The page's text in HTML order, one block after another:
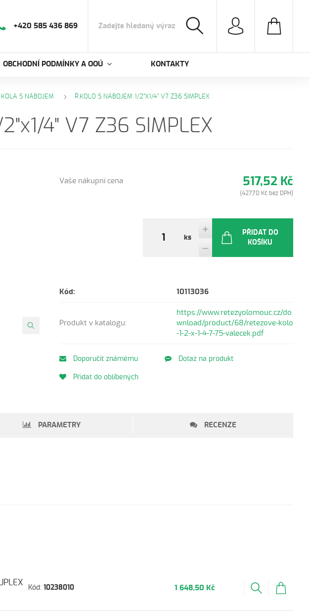
+420 585 436 869
OBCHODNÍ PODMÍNKY A OOÚ KONTAKTY
S NÁBOJEM Ř.KOLO S NÁBOJEM 1/2"X1/4" V7 Z36 SIMPLEX
2"x1/4" V7 Z36 SIMPLEX
Vaše nákupní cena 517,52 Kč
(427,70 Kč bez DPH)
ks
PŘIDAT DO
KOŠÍKU
Kód: 10113036
Produkt v katalogu:
https://www.retezyolomouc.cz/do
wnload/product/68/retezove-kolo
-1-2-x-1-4-7-75-valecek.pdf
Doporučit známému Dotaz na produkt
Přidat do oblíbených
PARAMETRY RECENZE
Kód: 10238010 1 648,50 Kč